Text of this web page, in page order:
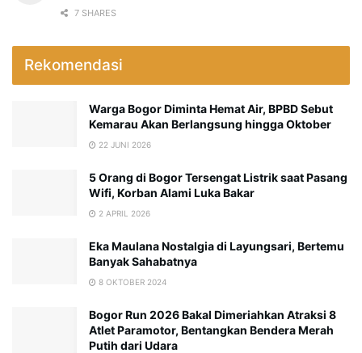
7 SHARES
Rekomendasi
Warga Bogor Diminta Hemat Air, BPBD Sebut
Kemarau Akan Berlangsung hingga Oktober
22 JUNI 2026
5 Orang di Bogor Tersengat Listrik saat Pasang
Wifi, Korban Alami Luka Bakar
2 APRIL 2026
Eka Maulana Nostalgia di Layungsari, Bertemu
Banyak Sahabatnya
8 OKTOBER 2024
Bogor Run 2026 Bakal Dimeriahkan Atraksi 8
Atlet Paramotor, Bentangkan Bendera Merah
Putih dari Udara